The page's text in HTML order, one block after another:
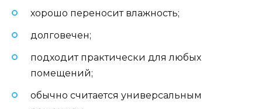
хорошо переносит влажность;
долговечен;
подходит практически для любых
помещений;
обычно считается универсальным